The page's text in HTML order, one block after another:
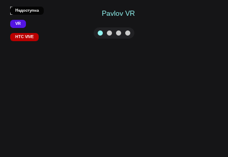
Недоступна
VR
HTC VIVE